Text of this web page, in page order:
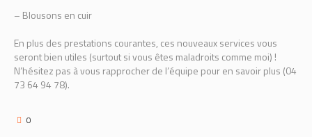
– Blousons en cuir
En plus des prestations courantes, ces nouveaux services vous
seront bien utiles (surtout si vous êtes maladroits comme moi) !
N’hésitez pas à vous rapprocher de l’équipe pour en savoir plus (04
73 64 94 78).
0